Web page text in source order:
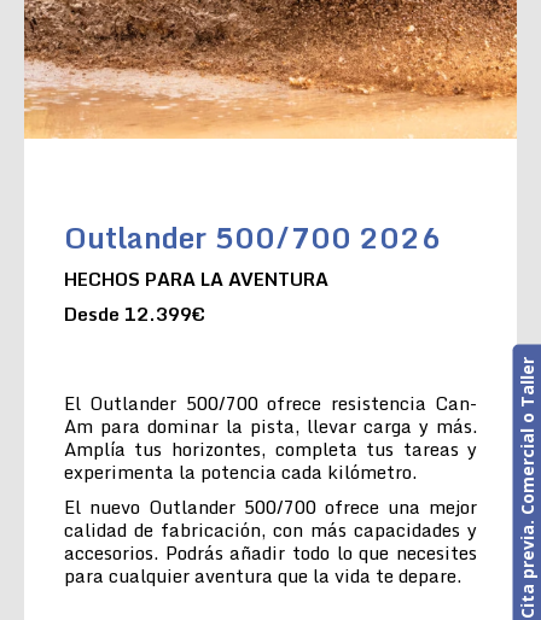
Outlander 500/700 2026
HECHOS PARA LA AVENTURA
Desde 12.399€
El Outlander 500/700 ofrece resistencia Can-
Am para dominar la pista, llevar carga y más.
Amplía tus horizontes, completa tus tareas y
experimenta la potencia cada kilómetro.
El nuevo Outlander 500/700 ofrece una mejor
calidad de fabricación, con más capacidades y
accesorios. Podrás añadir todo lo que necesites
para cualquier aventura que la vida te depare. Cita previa. Comercial o Taller